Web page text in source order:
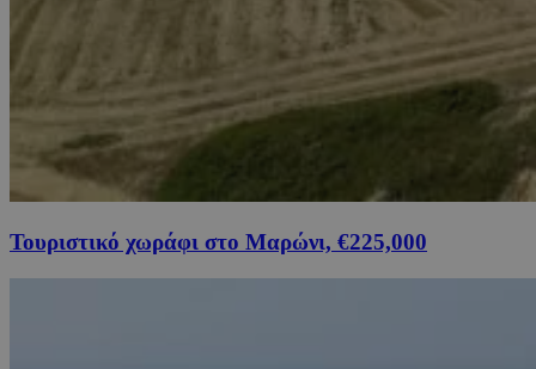
Τουριστικό χωράφι στο Μαρώνι, €225,000